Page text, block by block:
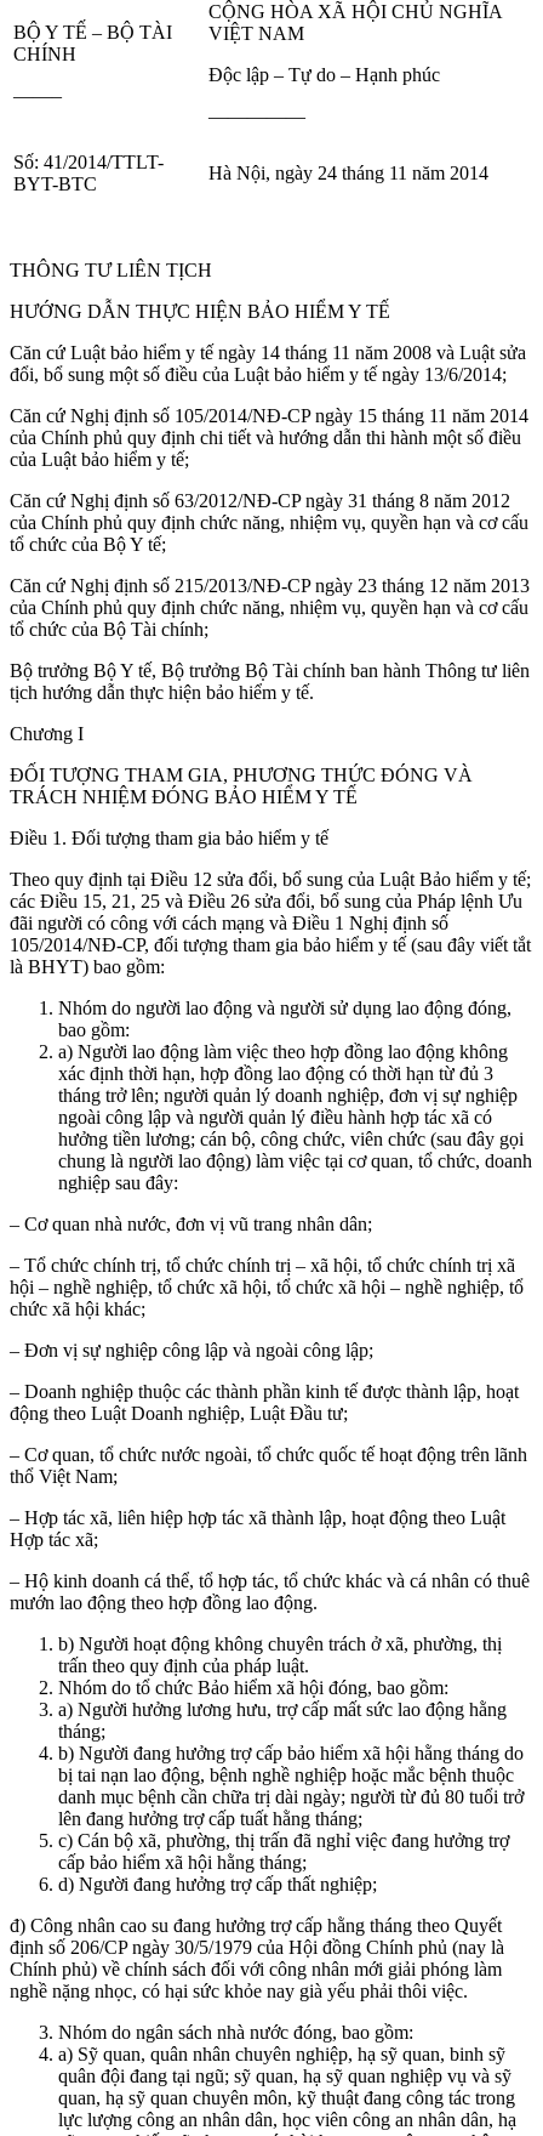
BỘ Y TẾ – BỘ TÀI
CHÍNH
——–
CỘNG HÒA XÃ HỘI CHỦ NGHĨA
VIỆT NAM
Độc lập – Tự do – Hạnh phúc
—————
Số: 41/2014/TTLT-
BYT-BTC
Hà Nội, ngày 24 tháng 11 năm 2014
THÔNG TƯ LIÊN TỊCH
HƯỚNG DẪN THỰC HIỆN BẢO HIỂM Y TẾ
Căn cứ Luật bảo hiểm y tế ngày 14 tháng 11 năm 2008 và Luật sửa
đổi, bổ sung một số điều của Luật bảo hiểm y tế ngày 13/6/2014;
Căn cứ Nghị định số 105/2014/NĐ-CP ngày 15 tháng 11 năm 2014
của Chính phủ quy định chi tiết và hướng dẫn thi hành một số điều
của Luật bảo hiểm y tế;
Căn cứ Nghị định số 63/2012/NĐ-CP ngày 31 tháng 8 năm 2012
của Chính phủ quy định chức năng, nhiệm vụ, quyền hạn và cơ cấu
tổ chức của Bộ Y tế;
Căn cứ Nghị định số 215/2013/NĐ-CP ngày 23 tháng 12 năm 2013
của Chính phủ quy định chức năng, nhiệm vụ, quyền hạn và cơ cấu
tổ chức của Bộ Tài chính;
Bộ trưởng Bộ Y tế, Bộ trưởng Bộ Tài chính ban hành Thông tư liên
tịch hướng dẫn thực hiện bảo hiểm y tế.
Chương I
ĐỐI TƯỢNG THAM GIA, PHƯƠNG THỨC ĐÓNG VÀ
TRÁCH NHIỆM ĐÓNG BẢO HIỂM Y TẾ
Điều 1. Đối tượng tham gia bảo hiểm y tế
Theo quy định tại Điều 12 sửa đổi, bổ sung của Luật Bảo hiểm y tế;
các Điều 15, 21, 25 và Điều 26 sửa đổi, bổ sung của Pháp lệnh Ưu
đãi người có công với cách mạng và Điều 1 Nghị định số
105/2014/NĐ-CP, đối tượng tham gia bảo hiểm y tế (sau đây viết tắt
là BHYT) bao gồm:
Nhóm do người lao động và người sử dụng lao động đóng,
bao gồm:
a) Người lao động làm việc theo hợp đồng lao động không
xác định thời hạn, hợp đồng lao động có thời hạn từ đủ 3
tháng trở lên; người quản lý doanh nghiệp, đơn vị sự nghiệp
ngoài công lập và người quản lý điều hành hợp tác xã có
hưởng tiền lương; cán bộ, công chức, viên chức (sau đây gọi
chung là người lao động) làm việc tại cơ quan, tổ chức, doanh
nghiệp sau đây:
– Cơ quan nhà nước, đơn vị vũ trang nhân dân;
– Tổ chức chính trị, tổ chức chính trị – xã hội, tổ chức chính trị xã
hội – nghề nghiệp, tổ chức xã hội, tổ chức xã hội – nghề nghiệp, tổ
chức xã hội khác;
– Đơn vị sự nghiệp công lập và ngoài công lập;
– Doanh nghiệp thuộc các thành phần kinh tế được thành lập, hoạt
động theo Luật Doanh nghiệp, Luật Đầu tư;
– Cơ quan, tổ chức nước ngoài, tổ chức quốc tế hoạt động trên lãnh
thổ Việt Nam;
– Hợp tác xã, liên hiệp hợp tác xã thành lập, hoạt động theo Luật
Hợp tác xã;
– Hộ kinh doanh cá thể, tổ hợp tác, tổ chức khác và cá nhân có thuê
mướn lao động theo hợp đồng lao động.
b) Người hoạt động không chuyên trách ở xã, phường, thị
trấn theo quy định của pháp luật.
Nhóm do tổ chức Bảo hiểm xã hội đóng, bao gồm:
a) Người hưởng lương hưu, trợ cấp mất sức lao động hằng
tháng;
b) Người đang hưởng trợ cấp bảo hiểm xã hội hằng tháng do
bị tai nạn lao động, bệnh nghề nghiệp hoặc mắc bệnh thuộc
danh mục bệnh cần chữa trị dài ngày; người từ đủ 80 tuổi trở
lên đang hưởng trợ cấp tuất hằng tháng;
c) Cán bộ xã, phường, thị trấn đã nghỉ việc đang hưởng trợ
cấp bảo hiểm xã hội hằng tháng;
d) Người đang hưởng trợ cấp thất nghiệp;
đ) Công nhân cao su đang hưởng trợ cấp hằng tháng theo Quyết
định số 206/CP ngày 30/5/1979 của Hội đồng Chính phủ (nay là
Chính phủ) về chính sách đối với công nhân mới giải phóng làm
nghề nặng nhọc, có hại sức khỏe nay già yếu phải thôi việc.
Nhóm do ngân sách nhà nước đóng, bao gồm:
a) Sỹ quan, quân nhân chuyên nghiệp, hạ sỹ quan, binh sỹ
quân đội đang tại ngũ; sỹ quan, hạ sỹ quan nghiệp vụ và sỹ
quan, hạ sỹ quan chuyên môn, kỹ thuật đang công tác trong
lực lượng công an nhân dân, học viên công an nhân dân, hạ